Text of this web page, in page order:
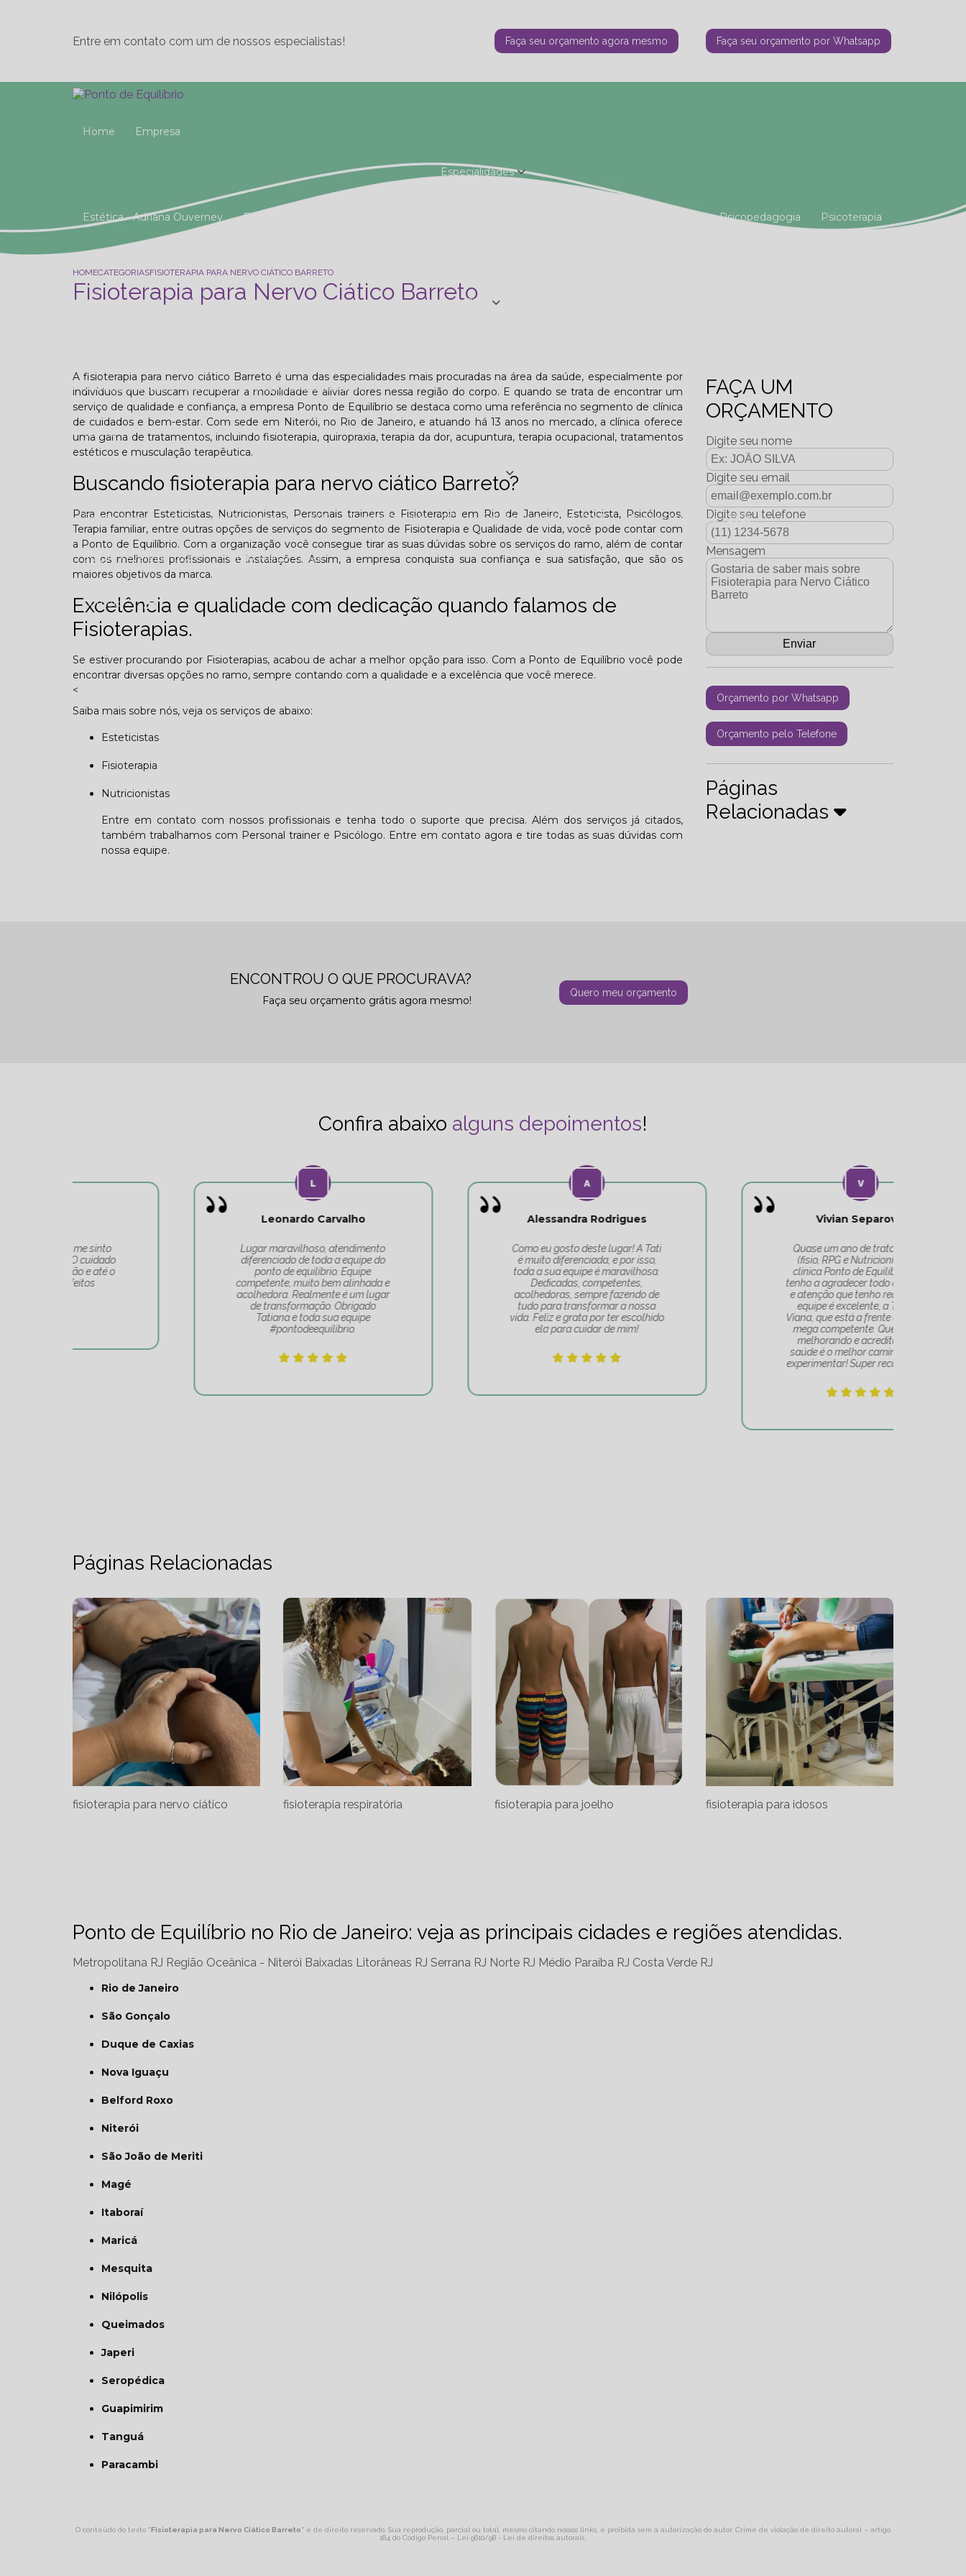
Entre em contato com um de nossos especialistas! Faça seu orçamento agora mesmo Faça seu orçamento por Whatsapp
Home Empresa
Especialidades
Estética - Adriana Ouverney Fisioterapia Psicopedagogia Psicoterapia
Blog
Você sabe o que é TOD (Transtorno opositivo desafiador)?
Galeria
Edição Agosto - 2025 Edição Setembro - 2025 Edição Outubro - 2025 Edição Novembro - 2025 Edição Dezembro - 2025
Edição Fevereiro - 2026 Edição Março - 2026
Contato
HOMECATEGORIASFISIOTERAPIA PARA NERVO CIÁTICO BARRETO
Fisioterapia para Nervo Ciático Barreto
A fisioterapia para nervo ciático Barreto é uma das especialidades mais procuradas na área da saúde, especialmente por
indivíduos que buscam recuperar a mobilidade e aliviar dores nessa região do corpo. E quando se trata de encontrar um
serviço de qualidade e confiança, a empresa Ponto de Equilíbrio se destaca como uma referência no segmento de clínica
de cuidados e bem-estar. Com sede em Niterói, no Rio de Janeiro, e atuando há 13 anos no mercado, a clínica oferece
uma gama de tratamentos, incluindo fisioterapia, quiropraxia, terapia da dor, acupuntura, terapia ocupacional, tratamentos
estéticos e musculação terapêutica.
Buscando fisioterapia para nervo ciático Barreto?
Para encontrar Esteticistas, Nutricionistas, Personais trainers e Fisioterapia em Rio de Janeiro, Esteticista, Psicólogos,
Terapia familiar, entre outras opções de serviços do segmento de Fisioterapia e Qualidade de vida, você pode contar com
a Ponto de Equilíbrio. Com a organização você consegue tirar as suas dúvidas sobre os serviços do ramo, além de contar
com os melhores profissionais e instalações. Assim, a empresa conquista sua confiança e sua satisfação, que são os
maiores objetivos da marca.
Excelência e qualidade com dedicação quando falamos de
Fisioterapias.
Se estiver procurando por Fisioterapias, acabou de achar a melhor opção para isso. Com a Ponto de Equilíbrio você pode
encontrar diversas opções no ramo, sempre contando com a qualidade e a excelência que você merece.
<
Saiba mais sobre nós, veja os serviços de abaixo:
Esteticistas
Fisioterapia
Nutricionistas
Entre em contato com nossos profissionais e tenha todo o suporte que precisa. Além dos serviços já citados,
também trabalhamos com Personal trainer e Psicólogo. Entre em contato agora e tire todas as suas dúvidas com
nossa equipe.
FAÇA UM
ORÇAMENTO
Digite seu nome
Digite seu email
Digite seu telefone
Mensagem
Orçamento por Whatsapp
Orçamento pelo Telefone
Páginas
Relacionadas
ENCONTROU O QUE PROCURAVA?
Faça seu orçamento grátis agora mesmo!
Quero meu orçamento
Confira abaixo alguns depoimentos!
Lugar maravilhoso, atendimento
diferenciado de toda a equipe do
ponto de equilíbrio. Equipe
competente, muito bem alinhada e
acolhedora. Realmente é um lugar
de transformação. Obrigado
Tatiana e toda sua equipe
Alessandra Rodrigues
Como eu gosto deste lugar! A Tati
é muito diferenciada, e por isso,
toda a sua equipe é maravilhosa.
Dedicadas, competentes,
acolhedoras, sempre fazendo de
tudo para transformar a nossa
vida. Feliz e grata por ter escolhido
Quase um ano de tratamentos
(fisio, RPG e Nutricionista) na
clínica Ponto de Equilíbrio, e só
tenho a agradecer todo o cuidado
e atenção que tenho recebido. A
equipe é excelente, a Tatiana
Viana, que está a frente de tudo, é
mega competente. Quem se vê
melhorando e acredita que a
saúde é o melhor caminho, deve
experimentar! Super recomendo!!!
Páginas Relacionadas
fisioterapia para nervo ciático fisioterapia respiratória fisioterapia para joelho fisioterapia para idosos
Ponto de Equilíbrio no Rio de Janeiro: veja as principais cidades e regiões atendidas.
Metropolitana RJ Região Oceânica - Niterói Baixadas Litorâneas RJ Serrana RJ Norte RJ Médio Paraíba RJ Costa Verde RJ
Rio de Janeiro
São Gonçalo
Duque de Caxias
Nova Iguaçu
Belford Roxo
Niterói
São João de Meriti
Magé
Itaboraí
Maricá
Mesquita
Nilópolis
Queimados
Japeri
Seropédica
Guapimirim
Tanguá
Paracambi
O conteúdo do texto "Fisioterapia para Nervo Ciático Barreto" é de direito reservado. Sua reprodução, parcial ou total, mesmo citando nossos links, é proibida sem a autorização do autor. Crime de violação de direito autoral – artigo
184 do Código Penal – Lei 9610/98 - Lei de direitos autorais